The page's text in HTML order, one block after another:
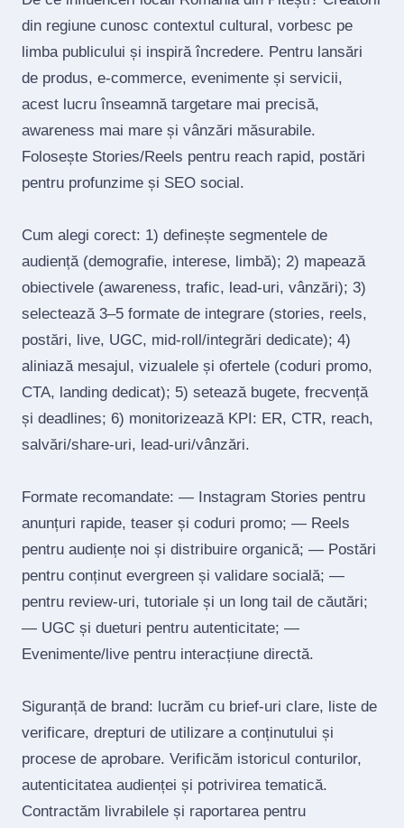
din regiune cunosc contextul cultural, vorbesc pe
limba publicului și inspiră încredere. Pentru lansări
de produs, e‑commerce, evenimente și servicii,
acest lucru înseamnă targetare mai precisă,
awareness mai mare și vânzări măsurabile.
Folosește Stories/Reels pentru reach rapid, postări
pentru profunzime și SEO social.
Cum alegi corect: 1) definește segmentele de
audiență (demografie, interese, limbă); 2) mapează
obiectivele (awareness, trafic, lead‑uri, vânzări); 3)
selectează 3–5 formate de integrare (stories, reels,
postări, live, UGC, mid‑roll/integrări dedicate); 4)
aliniază mesajul, vizualele și ofertele (coduri promo,
CTA, landing dedicat); 5) setează bugete, frecvență
și deadlines; 6) monitorizează KPI: ER, CTR, reach,
salvări/share‑uri, lead‑uri/vânzări.
Formate recomandate: — Instagram Stories pentru
anunțuri rapide, teaser și coduri promo; — Reels
pentru audiențe noi și distribuire organică; — Postări
pentru conținut evergreen și validare socială; —
pentru review‑uri, tutoriale și un long tail de căutări;
— UGC și dueturi pentru autenticitate; —
Evenimente/live pentru interacțiune directă.
Siguranță de brand: lucrăm cu brief‑uri clare, liste de
verificare, drepturi de utilizare a conținutului și
procese de aprobare. Verificăm istoricul conturilor,
autenticitatea audienței și potrivirea tematică.
Contractăm livrabilele și raportarea pentru